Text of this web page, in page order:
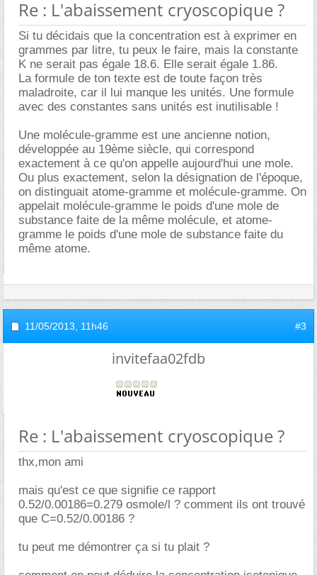
Re : L'abaissement cryoscopique ?
Si tu décidais que la concentration est à exprimer en
grammes par litre, tu peux le faire, mais la constante
K ne serait pas égale 18.6. Elle serait égale 1.86.
La formule de ton texte est de toute façon très
maladroite, car il lui manque les unités. Une formule
avec des constantes sans unités est inutilisable !
Une molécule-gramme est une ancienne notion,
développée au 19ème siècle, qui correspond
exactement à ce qu'on appelle aujourd'hui une mole.
Ou plus exactement, selon la désignation de l'époque,
on distinguait atome-gramme et molécule-gramme. On
appelait molécule-gramme le poids d'une mole de
substance faite de la même molécule, et atome-
gramme le poids d'une mole de substance faite du
même atome.
11/05/2013, 11h46 #3
invitefaa02fdb
Re : L'abaissement cryoscopique ?
thx,mon ami
mais qu'est ce que signifie ce rapport
0.52/0.00186=0.279 osmole/l ? comment ils ont trouvé
que C=0.52/0.00186 ?
tu peut me démontrer ça si tu plait ?